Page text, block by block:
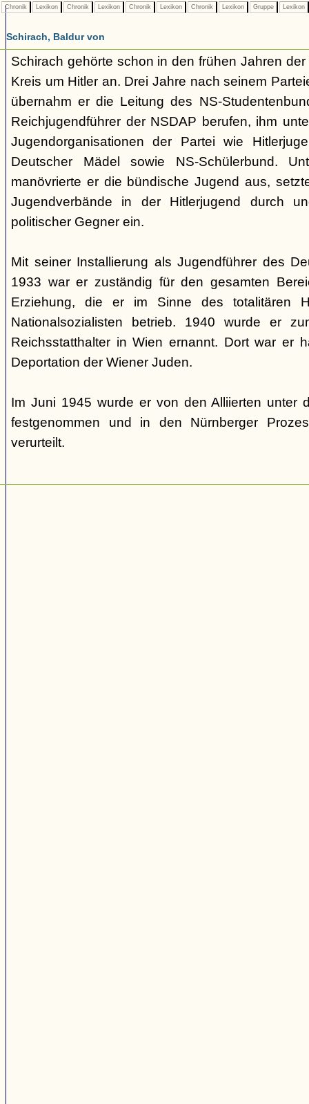
Chronik Lexikon Chronik Lexikon Chronik Lexikon Chronik Lexikon Gruppe Lexikon
Schirach, Baldur von
Schirach gehörte schon in den frühen Jahren
Kreis um Hitler an. Drei Jahre nach seinem
übernahm er die Leitung des NS-
Reichjugendführer der NSDAP berufen, ihm
Jugendorganisationen der Partei wie
Deutscher Mädel sowie NS-Schülerbund.
manövrierte er die bündische Jugend aus,
Jugendverbände in der Hitlerjugend durch
politischer Gegner ein.
Mit seiner Installierung als Jugendführer des
1933 war er zuständig für den gesamten
Erziehung, die er im Sinne des totalitären
Nationalsozialisten betrieb. 1940 wurde er
Reichsstatthalter in Wien ernannt. Dort war er
Deportation der Wiener Juden.
Im Juni 1945 wurde er von den Alliierten unter
festgenommen und in den Nürnberger
verurteilt.